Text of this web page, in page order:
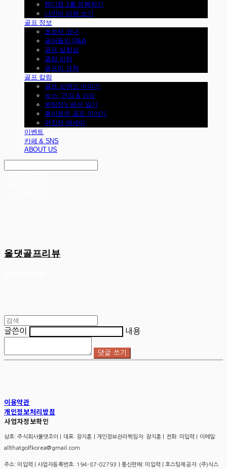
핸디캡 1홀 정복하기
나만의 리뷰 쓰기
골프 정보
초보자 코너
골퍼들의 Q&A
골프 실험실
클럽 피팅
골프의 규칙
골프 칼럼
골프 브랜드 이야기
뉴스, 건강 & 이슈
원팀장's 패션 일기
흥미로운 골프 이야기
편집장 에세이
이벤트
카페 & SNS
ABOUT US
올댓골프리뷰
글쓴이 내용
댓글 쓰기
이용약관
개인정보처리방침
사업자정보확인
상호: 주식회사올댓조이 | 대표: 장지훈 | 개인정보관리책임자: 장지훈 | 전화: 미입력 | 이메일:
allthatgolfkorea@gmail.com
주소: 미입력 | 사업자등록번호: 194-87-02793 | 통신판매: 미입력 | 호스팅제공자: (주)식스